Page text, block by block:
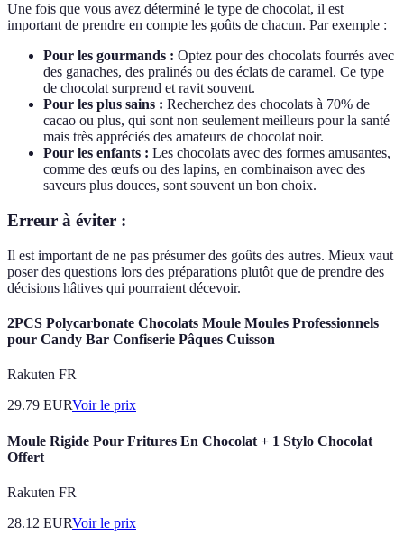
Une fois que vous avez déterminé le type de chocolat, il est
important de prendre en compte les goûts de chacun. Par exemple :
Pour les gourmands : Optez pour des chocolats fourrés avec
des ganaches, des pralinés ou des éclats de caramel. Ce type
de chocolat surprend et ravit souvent.
Pour les plus sains : Recherchez des chocolats à 70% de
cacao ou plus, qui sont non seulement meilleurs pour la santé
mais très appréciés des amateurs de chocolat noir.
Pour les enfants : Les chocolats avec des formes amusantes,
comme des œufs ou des lapins, en combinaison avec des
saveurs plus douces, sont souvent un bon choix.
Erreur à éviter :
Il est important de ne pas présumer des goûts des autres. Mieux vaut
poser des questions lors des préparations plutôt que de prendre des
décisions hâtives qui pourraient décevoir.
2PCS Polycarbonate Chocolats Moule Moules Professionnels
pour Candy Bar Confiserie Pâques Cuisson
Rakuten FR
29.79 EURVoir le prix
Moule Rigide Pour Fritures En Chocolat + 1 Stylo Chocolat
Offert
Rakuten FR
28.12 EURVoir le prix